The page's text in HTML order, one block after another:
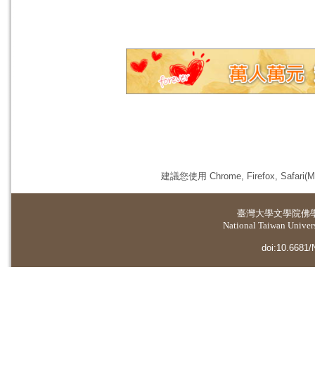
建議您使用 Chrome, Firefox,
臺灣大學文學院佛
National Taiwan
doi:10.6681/